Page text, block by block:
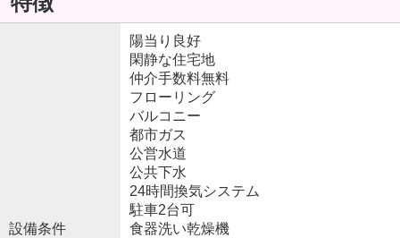
設備条件
陽当り良好
閑静な住宅地
仲介手数料無料
フローリング
バルコニー
都市ガス
公営水道
公共下水
24時間換気システム
駐車2台可
食器洗い乾燥機